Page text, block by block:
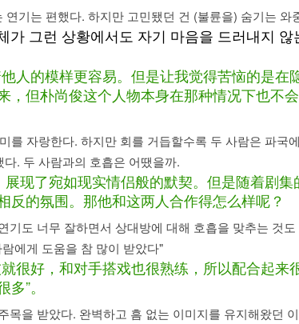
기는 편했다. 하지만 고민됐던 건 (불륜을) 숨기는
가 그런 상황에서도 자기 마음을 드러내지
人的模样更容易。但是让我觉得苦恼的是
但朴尚俊这个人物本身在那种情况下也不
자랑한다. 하지만 회를 거듭할수록 두 사람은 파국
. 두 사람과의 호흡은 어땠을까.
现了宛如现实情侣般的默契。但是随着剧
的氛围。那他和这两人合作得怎么样呢？
도 너무 잘하면서 상대방에 대해 호흡을 맞추는 것
에게 도움을 참 많이 받았다"
很好，和对手搭戏也很熟练，所以配合起
”。
을 받았다. 완벽하고 흠 없는 이미지를 유지해왔던